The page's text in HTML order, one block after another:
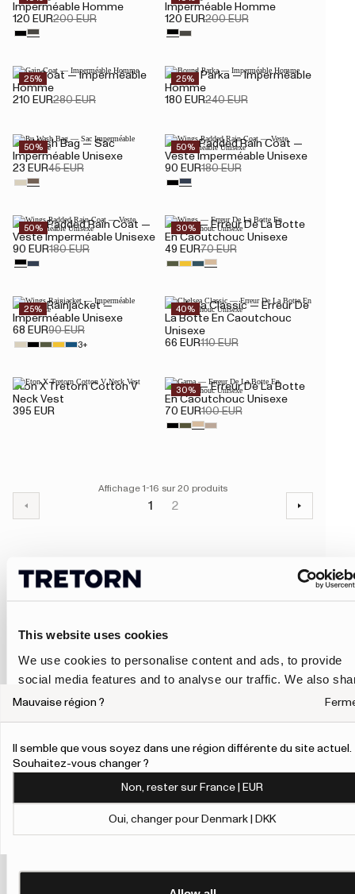
This website uses cookies
We use cookies to personalise content and ads, to provide
social media features and to analyse our traffic. We also
information about your use of our site with our social media,
collected from your use of their services.
To give users more control over their data and ad
personalisation, we have added a link to Google’s
settingshere
Imperméable Homme
120 EUR200 EUR
Imperméable Homme
120 EUR200 EUR
25%
Gain Coat — Imperméable
Homme
210 EUR280 EUR
25%
Bound Parka — Imperméable
Homme
180 EUR240 EUR
50%
Pu Wash Bag — Sac
Imperméable Unisexe
23 EUR45 EUR
50%
Wings Padded Rain Coat —
Veste Imperméable Unisexe
90 EUR180 EUR
50%
Wings Padded Rain Coat —
Veste Imperméable Unisexe
90 EUR180 EUR
30%
Wings — Erreur De La Botte
En Caoutchouc Unisexe
49 EUR70 EUR
25%
Wings Rainjacket —
Imperméable Unisexe
68 EUR90 EUR
3+
40%
Chelsea Classic — Erreur De
La Botte En Caoutchouc
Unisexe
66 EUR110 EUR
Eton X Tretorn Cotton V
Neck Vest
395 EUR
30%
Garpa — Erreur De La Botte
En Caoutchouc Unisexe
70 EUR100 EUR
Affichage 1-16 sur 20 produits
1 2
Mauvaise région ?
Il semble que vous soyez dans une région différente du site actuel.
Souhaitez-vous changer ?
Non, rester sur France | EUR
Oui, changer pour Denmark | DKK